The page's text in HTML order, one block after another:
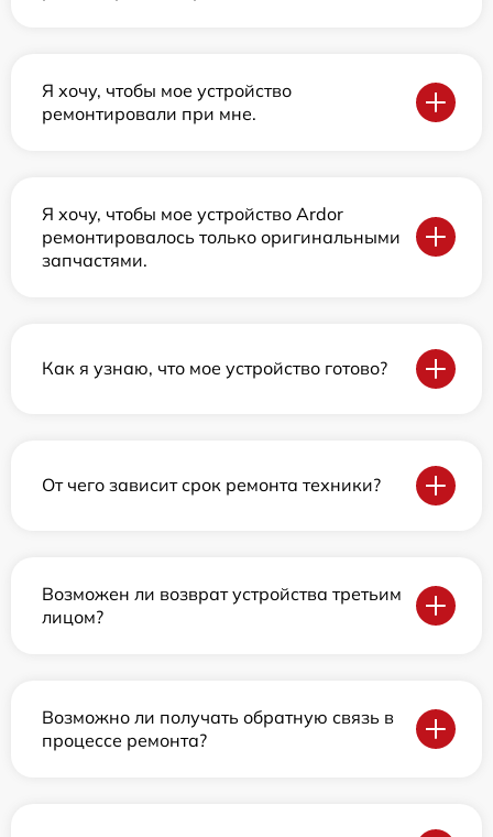
Я хочу, чтобы мое устройство
ремонтировали при мне.
Я хочу, чтобы мое устройство Ardor
ремонтировалось только оригинальными
запчастями.
Как я узнаю, что мое устройство готово?
От чего зависит срок ремонта техники?
Возможен ли возврат устройства третьим
лицом?
Возможно ли получать обратную связь в
процессе ремонта?